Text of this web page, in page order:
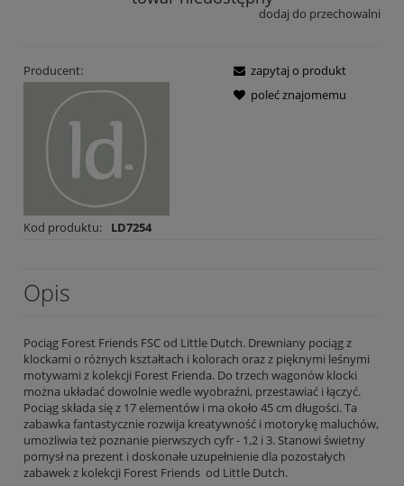
dodaj do przechowalni
Producent:
Kod produktu: LD7254
zapytaj o produkt
poleć znajomemu
Opis
Pociąg Forest Friends FSC od Little Dutch. Drewniany pociąg z
klockami o różnych kształtach i kolorach oraz z pięknymi leśnymi
motywami z kolekcji Forest Frienda. Do trzech wagonów klocki
można układać dowolnie wedle wyobraźni, przestawiać i łączyć.
Pociąg składa się z 17 elementów i ma około 45 cm długości. Ta
zabawka fantastycznie rozwija kreatywność i motorykę maluchów,
umożliwia też poznanie pierwszych cyfr - 1,2 i 3. Stanowi świetny
pomysł na prezent i doskonałe uzupełnienie dla pozostałych
zabawek z kolekcji Forest Friends od Little Dutch.